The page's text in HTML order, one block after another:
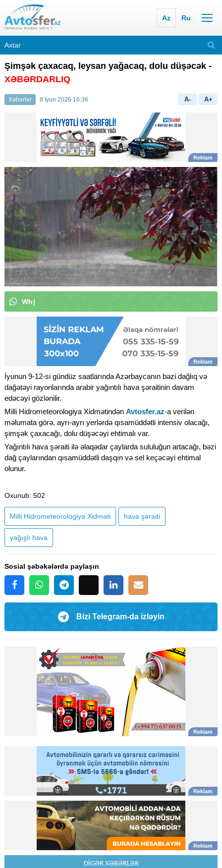
Az Ru
Şimşək çaxacaq, leysan yağacaq, dolu düşəcək -
XƏBƏRDARLIQ
Xəbərlər 8 İyun 2026 16:36 A- A+
Wha
İyunun 9-12-si gündüz saatlarında Azərbaycanın bəzi dağlıq və
dağətəyi rayonlarında arabir yağıntılı hava şəraitinin davam
edəcəyi gözlənilir.
Milli Hidrometeorologiya Xidmətindən Avtosfer.az-a verilən
məlumata görə, ayrı-ayrı yerlərdə qısamüddətli intensiv olacağı,
şimşək çaxacağı, dolu düşəcəyi ehtimalı var.
Yağıntılı hava şəraiti ilə əlaqədar çaylarda sululuğun artacağı, bəzi
dağ çaylarından qısamüddətli daşqın və sel keçəcəyi ehtimal
olunur.
Oxunub: 502
Milli Hidrometeorologiya Xidməti hava şəraiti
yağışlı hava
Sosial şəbəkələrdə paylaşın
Bizi Telegram-da izləyin
DİGƏR XƏBƏRLƏR